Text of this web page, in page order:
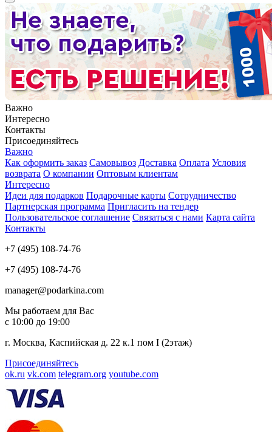
Важно
Интересно
Контакты
Присоединяйтесь
Важно
Как оформить заказ Самовывоз Доставка Оплата Условия
возврата О компании Оптовым клиентам
Интересно
Идеи для подарков Подарочные карты Сотрудничество
Партнерская программа Пригласить на тендер
Пользовательское соглашение Связаться с нами Карта сайта
Контакты
+7 (495) 108-74-76
+7 (495) 108-74-76
manager@podarkina.com
Мы работаем для Вас
с 10:00 до 19:00
г. Москва, Каспийская д. 22 к.1 пом I (2этаж)
Присоединяйтесь
ok.ru vk.com telegram.org youtube.com